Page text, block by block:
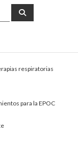
respiratorias
para la EPOC